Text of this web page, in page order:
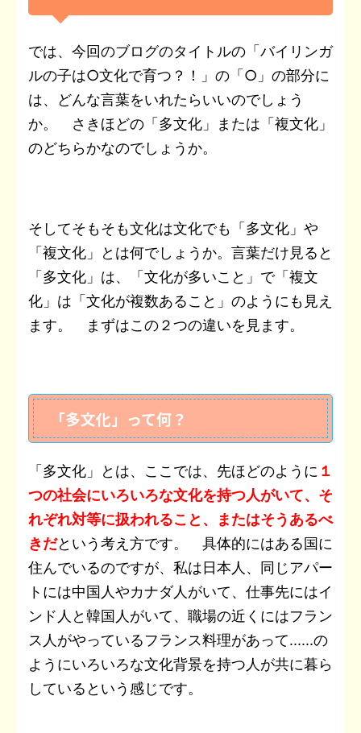
では、今回のブログのタイトルの「バイリンガ
ルの子は○文化で育つ？！」の「○」の部分に
は、どんな言葉をいれたらいいのでしょう
か。 さきほどの「多文化」または「複文化」
のどちらかなのでしょうか。
そしてそもそも文化は文化でも「多文化」や
「複文化」とは何でしょうか。言葉だけ見ると
「多文化」は、「文化が多いこと」で「複文
化」は「文化が複数あること」のようにも見え
ます。 まずはこの２つの違いを見ます。
「多文化」って何？
「多文化」とは、ここでは、先ほどのように １
つの社会にいろいろな文化を持つ人がいて、そ
れぞれ対等に扱われること、またはそうあるべ
きだという考え方です。 具体的にはある国に
住んでいるのですが、私は日本人、同じアパー
トには中国人やカナダ人がいて、仕事先にはイ
ンド人と韓国人がいて、職場の近くにはフラン
ス人がやっているフランス料理があって......の
ようにいろいろな文化背景を持つ人が共に暮ら
しているという感じです。